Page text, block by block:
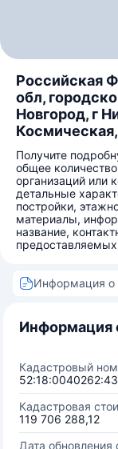
Российская
обл,
Новгород, г
Получите
общее
организаций или
детальные
постройки,
материалы,
название,
предоставляемых
Информация о
Информация
Кадастровый
52:18:0040262:43
Кадастровая
119 706 288,12
Дата обновления